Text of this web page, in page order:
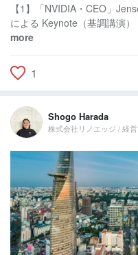
【1】「NVIDIA・CEO」
による Keynote（基調講演
more
1
Shogo Harada
株式会社リノエッジ / 経営